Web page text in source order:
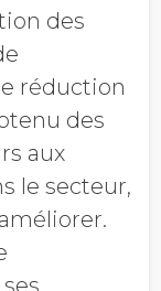
des
réduction
des
aux
le secteur,